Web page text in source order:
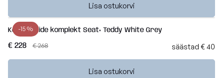
Lisa ostukorvi
-15 %
Kott-toolide komplekt Seat+ Teddy White Grey
€ 228 € 268 säästad € 40
Lisa ostukorvi